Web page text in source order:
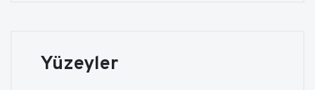
Yüzeyler